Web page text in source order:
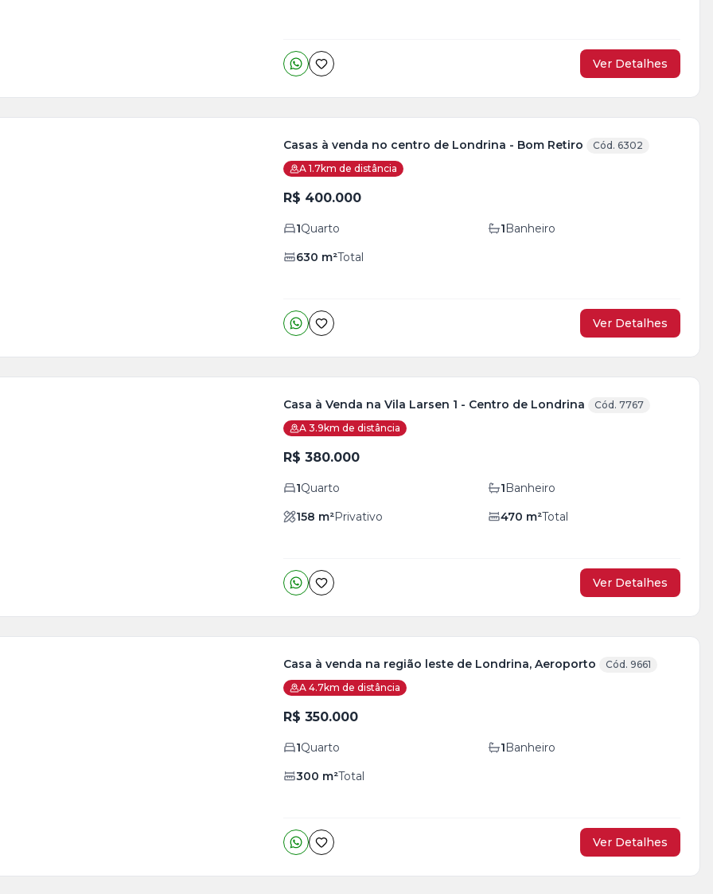
Ver Detalhes
Casas à venda no centro de Londrina - Bom Retiro
Cód. 6302
A 1.7km de distância
R$ 400.000
1Quarto 1Banheiro
630 m²Total
Ver Detalhes
Casa à Venda na Vila Larsen 1 - Centro de Londrina
Cód. 7767
A 3.9km de distância
R$ 380.000
1Quarto 1Banheiro
158 m²Privativo 470 m²Total
Ver Detalhes
Casa à venda na região leste de Londrina, Aeroporto
Cód. 9661
A 4.7km de distância
R$ 350.000
1Quarto 1Banheiro
300 m²Total
Ver Detalhes